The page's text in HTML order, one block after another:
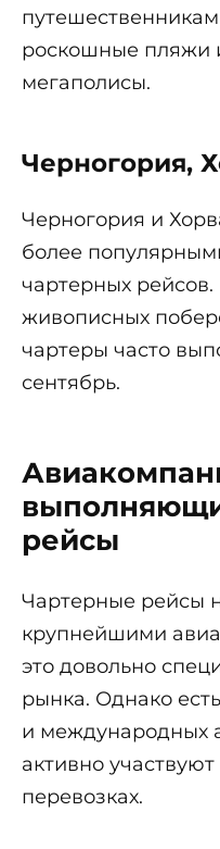
роскошные пляжи
мегаполисы.
Черногория,
Черногория и
более
чартерных
живописных
чартеры часто
сентябрь.
рейсы
Чартерные рейсы
крупнейшими
это довольно
рынка. Однако
и международных
активно
перевозках.